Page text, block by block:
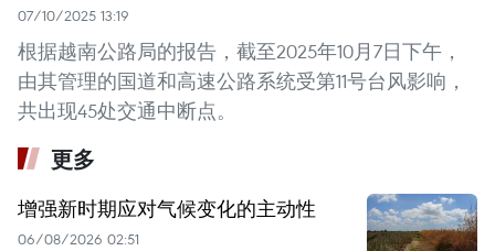
07/10/2025 13:19
根据越南公路局的报告，截至2025年10月7日下午，
由其管理的国道和高速公路系统受第11号台风影响，
共出现45处交通中断点。
更多
增强新时期应对气候变化的主动性
06/08/2026 02:51